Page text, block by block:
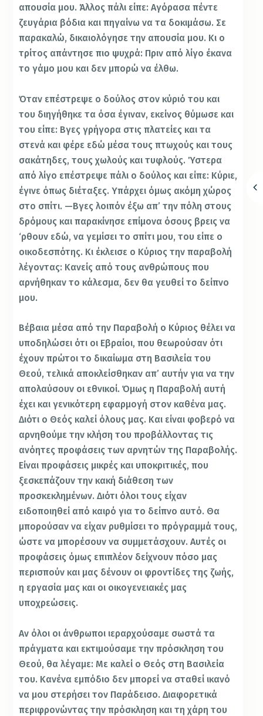
απουσία μου. Άλλος πάλι είπε: Αγόρασα πέντε
ζευγάρια βόδια και πηγαίνω να τα δοκιμάσω. Σε
παρακαλώ, δικαιολόγησε την απουσία μου. Κι ο
τρίτος απάντησε πιο ψυχρά: Πριν από λίγο έκανα
το γάμο μου και δεν μπορώ να έλθω.
Όταν επέστρεψε ο δούλος στον κύριό του και
του διηγήθηκε τα όσα έγιναν, εκείνος θύμωσε και
του είπε: Βγες γρήγορα στις πλατείες και τα
στενά και φέρε εδώ μέσα τους πτωχούς και τους
σακάτηδες, τους χωλούς και τυφλούς. Ύστερα
από λίγο επέστρεψε πάλι ο δούλος και είπε: Κύριε,
έγινε όπως διέταξες. Υπάρχει όμως ακόμη χώρος
στο σπίτι. —Βγες λοιπόν έξω απ’ την πόλη στους
δρόμους και παρακίνησε επίμονα όσους βρεις να
‘ρθουν εδώ, να γεμίσει το σπίτι μου, του είπε ο
οικοδεσπότης. Κι έκλεισε ο Κύριος την παραβολή
λέγοντας: Κανείς από τους ανθρώπους που
αρνήθηκαν το κάλεσμα, δεν θα γευθεί το δείπνο
μου.
Βέβαια μέσα από την Παραβολή ο Κύριος θέλει να
υποδηλώσει ότι οι Εβραίοι, που θεωρούσαν ότι
έχουν πρώτοι το δικαίωμα στη Βασιλεία του
Θεού, τελικά αποκλείσθηκαν απ’ αυτήν για να την
απολαύσουν οι εθνικοί. Όμως η Παραβολή αυτή
έχει και γενικότερη εφαρμογή στον καθένα μας.
Διότι ο Θεός καλεί όλους μας. Και είναι φοβερό να
αρνηθούμε την κλήση του προβάλλοντας τις
ανόητες προφάσεις των αρνητών της Παραβολής.
Είναι προφάσεις μικρές και υποκριτικές, που
ξεσκεπάζουν την κακή διάθεση των
προσκεκλημένων. Διότι όλοι τους είχαν
ειδοποιηθεί από καιρό για το δείπνο αυτό. Θα
μπορούσαν να είχαν ρυθμίσει το πρόγραμμά τους,
ώστε να μπορέσουν να συμμετάσχουν. Αυτές οι
προφάσεις όμως επιπλέον δείχνουν πόσο μας
περισπούν και μας δένουν οι φροντίδες της ζωής,
η εργασία μας και οι οικογενειακές μας
υποχρεώσεις.
Αν όλοι οι άνθρωποι ιεραρχούσαμε σωστά τα
πράγματα και εκτιμούσαμε την πρόσκληση του
Θεού, θα λέγαμε: Με καλεί ο Θεός στη Βασιλεία
του. Κανένα εμπόδιο δεν μπορεί να σταθεί ικανό
να μου στερήσει τον Παράδεισο. Διαφορετικά
περιφρονώντας την πρόσκληση και τη χάρη του